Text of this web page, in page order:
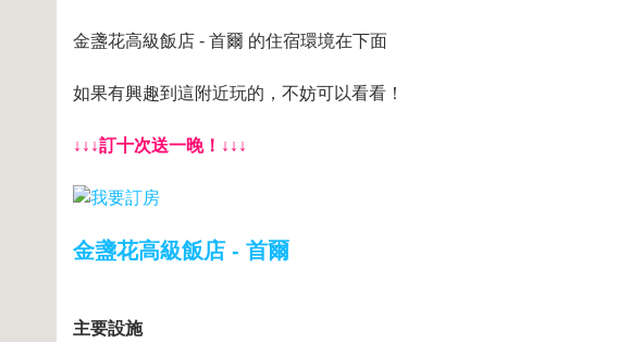
金盞花高級飯店 - 首爾 的住宿環境在下面
如果有興趣到這附近玩的，不妨可以看看！
↓↓↓訂十次送一晚！↓↓↓
金盞花高級飯店 - 首爾
主要設施